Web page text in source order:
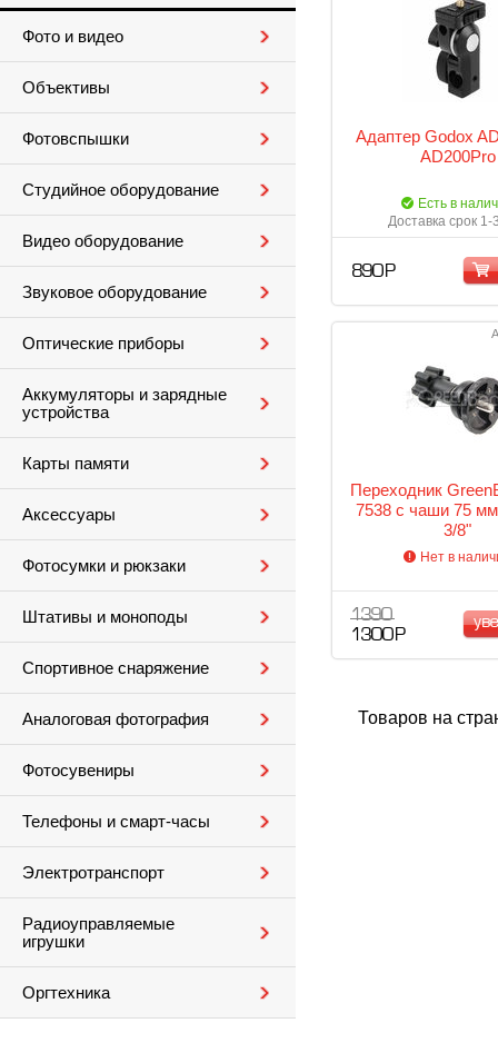
Фото и видео
Объективы
Фотовспышки
Студийное оборудование
Видео оборудование
Звуковое оборудование
Оптические приборы
Аккумуляторы и зарядные
устройства
Карты памяти
Аксессуары
Фотосумки и рюкзаки
Штативы и моноподы
Спортивное снаряжение
Аналоговая фотография
Фотосувениры
Телефоны и смарт-часы
Электротранспорт
Радиоуправляемые
игрушки
Оргтехника
Адаптер Godox
AD200Pro
Есть в
Доставка срок 1-
890 Р
Переходник
7538 с чаши 75
3/8"
Нет в
1 390
1 300 Р
Товаров на